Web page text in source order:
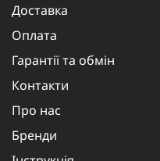
Доставка
Оплата
Гарантії та обмін
Контакти
Про нас
Бренди